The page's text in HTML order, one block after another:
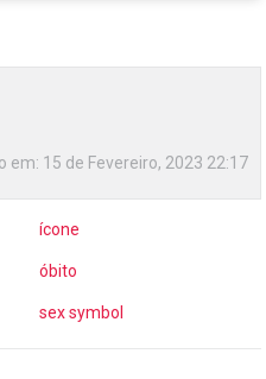
em: 15 de Fevereiro, 2023 22:17
ícone
óbito
sex symbol